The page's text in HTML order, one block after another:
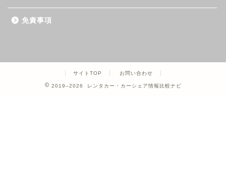
免責事項
サイトTOP お問い合わせ
2019–2026 レンタカー・カーシェア情報比較ナビ